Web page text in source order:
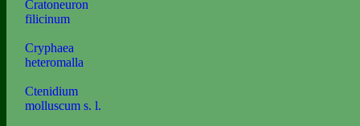
Cratoneuron
filicinum
Cryphaea
heteromalla
Ctenidium
molluscum s. l.